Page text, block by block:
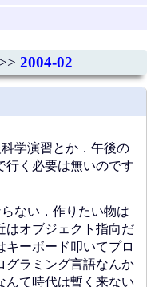
2004-02
学演習とか．午後の
行く必要は無いのです
ない．作りたい物は
オブジェクト指向だ
ーボード叩いてプロ
グラミング言語なんか
て時代は暫く来ない